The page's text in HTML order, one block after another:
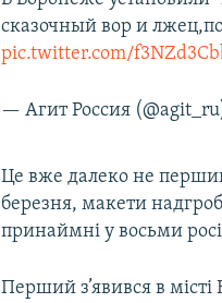
сказочный вор и
pic.twitter.com/
— Агит Россия
Це вже далеко не
березня, макети
принаймні у восьми
Перший з’явився в